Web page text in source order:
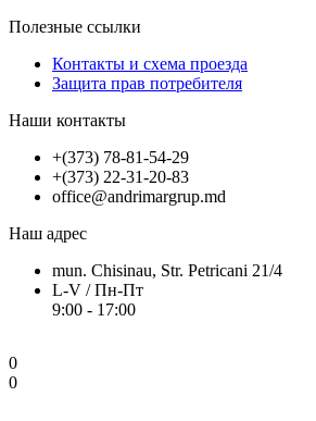
Полезные ссылки
Контакты и схема проезда
Защита прав потребителя
Наши контакты
+(373) 78-81-54-29
+(373) 22-31-20-83
office@andrimargrup.md
Наш адрес
mun. Chisinau, Str. Petricani 21/4
L-V / Пн-Пт
9:00 - 17:00
0
0